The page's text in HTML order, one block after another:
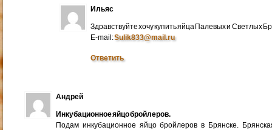
Ильяс
Здравствуйте хочу купить яйца Палевых и Светлых
E-mail:Sulik833@mail.ru
Ответить
Андрей
Инкубационное яйцо бройлеров.
Подам инкубационное яйцо бройлеров в Брянске.